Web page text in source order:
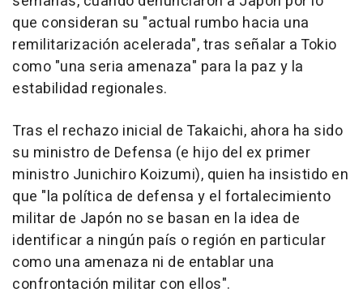
que consideran su "actual rumbo hacia una
remilitarización acelerada", tras señalar a Tokio
como "una seria amenaza" para la paz y la
estabilidad regionales.
Tras el rechazo inicial de Takaichi, ahora ha sido
su ministro de Defensa (e hijo del ex primer
ministro Junichiro Koizumi), quien ha insistido en
que "la política de defensa y el fortalecimiento
militar de Japón no se basan en la idea de
identificar a ningún país o región en particular
como una amenaza ni de entablar una
confrontación militar con ellos".